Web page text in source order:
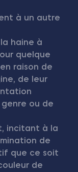
à un autre
haine à
quelque
raison de
de leur
ou de
incitant à la
de
que ce soit
de